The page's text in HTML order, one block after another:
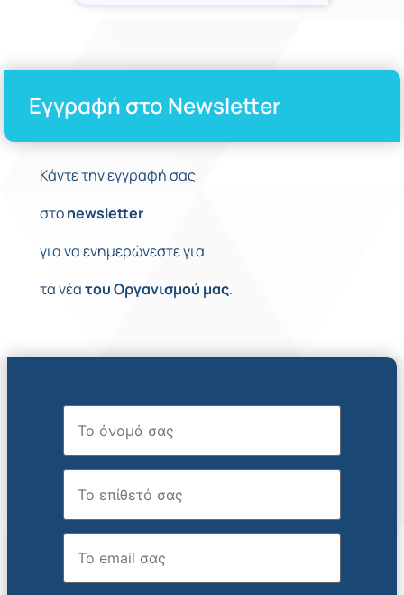
Εγγραφή στο Newsletter
Κάντε την εγγραφή σας
στοnewsletter
για να ενημερώνεστε για
τα νέατουΟργανισμού μας.
Όνομα
Επώνυμο
Email